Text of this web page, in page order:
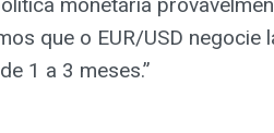
que o EUR/USD
1 a 3 meses.”